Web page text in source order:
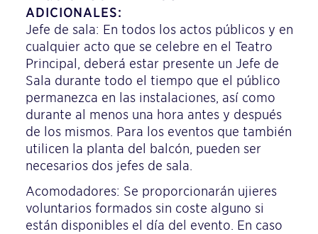
ADICIONALES:
Jefe de sala: En todos los actos públicos y en
cualquier acto que se celebre en el Teatro
Principal, deberá estar presente un Jefe de
Sala durante todo el tiempo que el público
permanezca en las instalaciones, así como
durante al menos una hora antes y después
de los mismos. Para los eventos que también
utilicen la planta del balcón, pueden ser
necesarios dos jefes de sala.
Acomodadores: Se proporcionarán ujieres
voluntarios formados sin coste alguno si
están disponibles el día del evento. En caso